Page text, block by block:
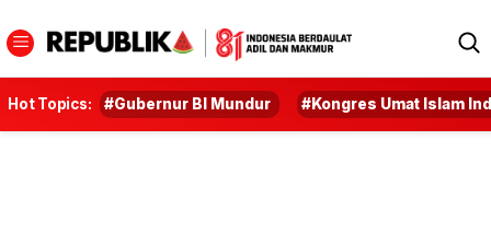
Hot Topics: #Gubernur BI Mundur #Kongres Umat Islam